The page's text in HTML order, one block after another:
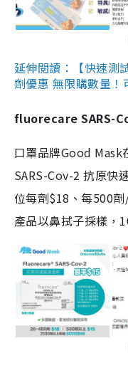
延伸閱讀：【快速測
劑優惠 無限購數量
fluorecare SARS-
口罩品牌Good
SARS-Cov-2 抗原快
位每劑$18、每500
產品以鼻拭子採樣，